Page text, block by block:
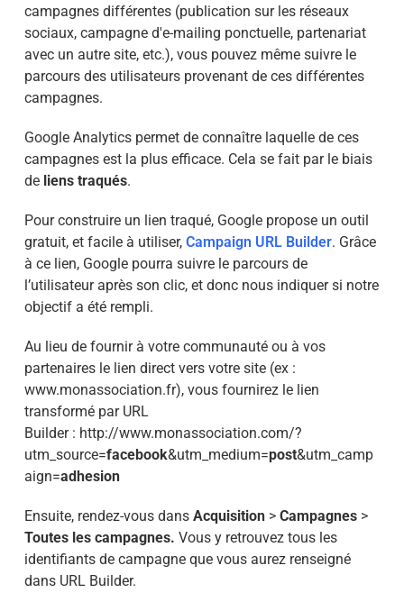
campagnes différentes (publication sur les réseaux
sociaux, campagne d'e-mailing ponctuelle, partenariat
avec un autre site, etc.), vous pouvez même suivre le
parcours des utilisateurs provenant de ces différentes
campagnes.
Google Analytics permet de connaître laquelle de ces
campagnes est la plus efficace. Cela se fait par le biais
de liens traqués.
Pour construire un lien traqué, Google propose un outil
gratuit, et facile à utiliser, Campaign URL Builder. Grâce
à ce lien, Google pourra suivre le parcours de
l’utilisateur après son clic, et donc nous indiquer si notre
objectif a été rempli.
Au lieu de fournir à votre communauté ou à vos
partenaires le lien direct vers votre site (ex :
www.monassociation.fr), vous fournirez le lien
transformé par URL
Builder : http://www.monassociation.com/?
utm_source=facebook&utm_medium=post&utm_camp
aign=adhesion
Ensuite, rendez-vous dans Acquisition> Campagnes>
Toutes les campagnes. Vous y retrouvez tous les
identifiants de campagne que vous aurez renseigné
dans URL Builder.